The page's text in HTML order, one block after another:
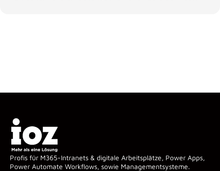
Profis für M365-Intranets & digitale Arbeitsplätze, Power Apps,
Power Automate Workflows, sowie Managementsysteme.